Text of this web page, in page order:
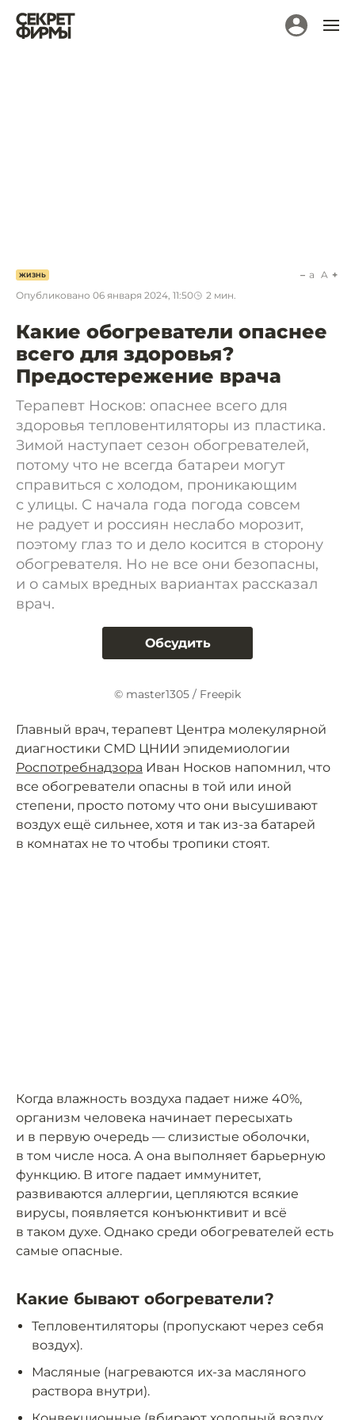
ЖИЗНЬ
Опубликовано 06 января 2024, 11:50 2 мин.
a A
Какие обогреватели опаснее
всего для здоровья?
Предостережение врача
Терапевт Носков: опаснее всего для
здоровья тепловентиляторы из пластика.
Зимой наступает сезон обогревателей,
потому что не всегда батареи могут
справиться с холодом, проникающим
с улицы. С начала года погода совсем
не радует и россиян неслабо морозит,
поэтому глаз то и дело косится в сторону
обогревателя. Но не все они безопасны,
и о самых вредных вариантах рассказал
врач.
Обсудить
© master1305 / Freepik
Главный врач, терапевт Центра молекулярной
диагностики CMD ЦНИИ эпидемиологии
Роспотребнадзора Иван Носков напомнил, что
все обогреватели опасны в той или иной
степени, просто потому что они высушивают
воздух ещё сильнее, хотя и так из-за батарей
в комнатах не то чтобы тропики стоят.
Когда влажность воздуха падает ниже 40%,
организм человека начинает пересыхать
и в первую очередь — слизистые оболочки,
в том числе носа. А она выполняет барьерную
функцию. В итоге падает иммунитет,
развиваются аллергии, цепляются всякие
вирусы, появляется конъюнктивит и всё
в таком духе. Однако среди обогревателей есть
самые опасные.
Какие бывают обогреватели?
Тепловентиляторы (пропускают через себя
воздух).
Масляные (нагреваются их-за масляного
раствора внутри).